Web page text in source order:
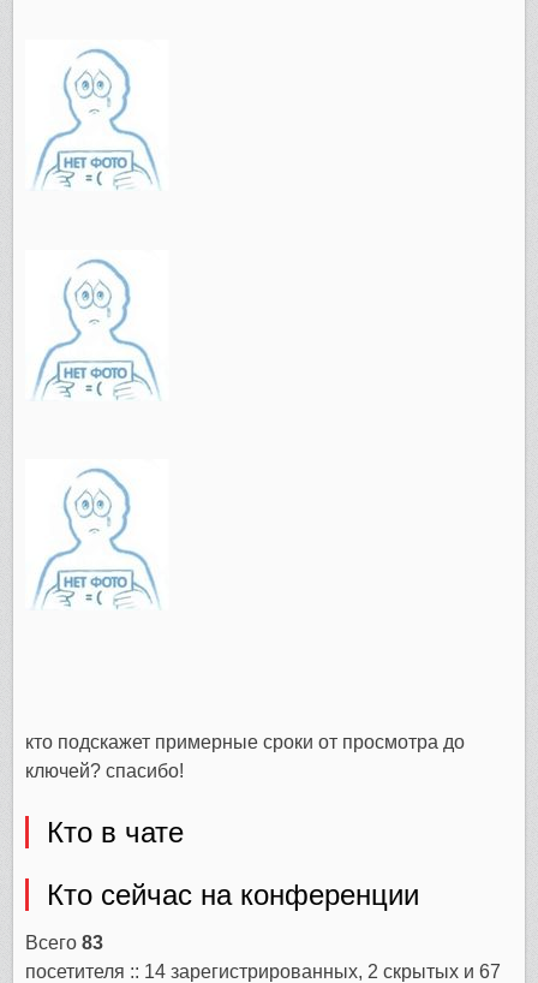
кто подскажет примерные сроки от просмотра до
ключей? спасибо!
Кто в чате
Кто сейчас на конференции
Всего83
посетителя :: 14 зарегистрированных, 2 скрытых и 67